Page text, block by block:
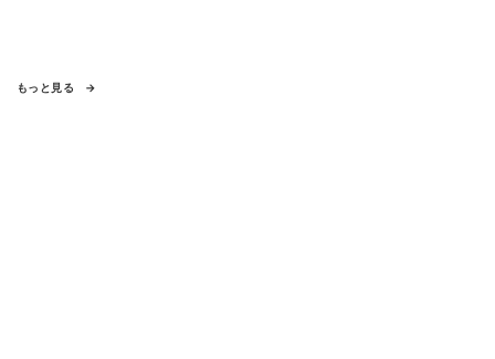
もっと見る